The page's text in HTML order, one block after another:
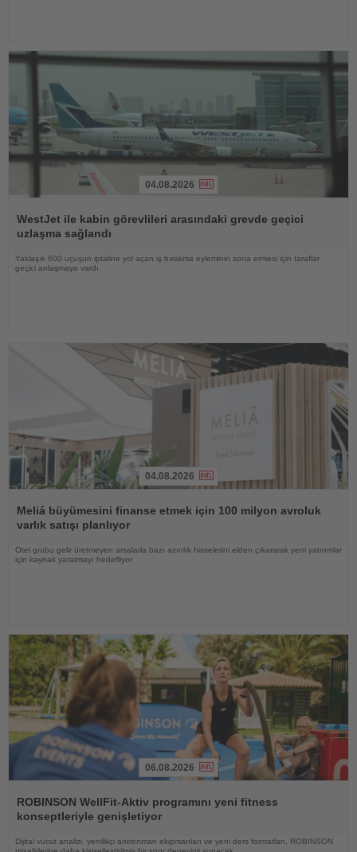
Oku
04.08.2026
WestJet ile kabin görevlileri arasındaki grevde geçici
uzlaşma sağlandı
Yaklaşık 600 uçuşun iptaline yol açan iş bırakma eyleminin sona ermesi için taraflar
geçici anlaşmaya vardı
Oku
04.08.2026
Meliá büyümesini finanse etmek için 100 milyon avroluk
varlık satışı planlıyor
Otel grubu gelir üretmeyen arsalarla bazı azınlık hisselerini elden çıkararak yeni yatırımlar
için kaynak yaratmayı hedefliyor
Oku
06.08.2026
ROBINSON WellFit-Aktiv programını yeni fitness
konseptleriyle genişletiyor
Dijital vücut analizi, yenilikçi antrenman ekipmanları ve yeni ders formatları, ROBINSON